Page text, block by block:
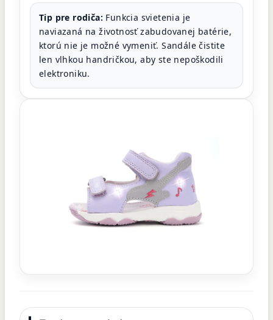
Tip pre rodiča: Funkcia svietenia je
naviazaná na životnosť zabudovanej batérie,
ktorú nie je možné vymeniť. Sandále čistite
len vlhkou handričkou, aby ste nepoškodili
elektroniku.